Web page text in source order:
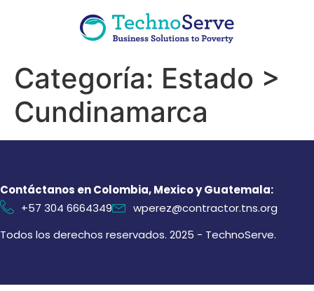
Categoría: Estado >
Cundinamarca
Contáctanos en Colombia, Mexico y Guatemala:
+57 304 6664349
wperez@contractor.tns.org
Todos los derechos reservados. 2025 - TechnoServe.